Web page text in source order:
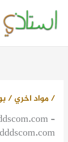
تخطي
إلى
المحتوى
/ مواد اخري/
–